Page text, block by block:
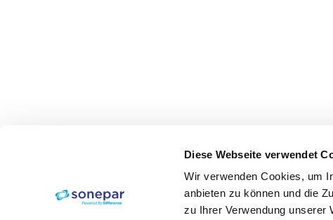
Diese Webseite verwendet
Wir verwenden Cookies, um
anbieten zu können und die
zu Ihrer Verwendung unserer